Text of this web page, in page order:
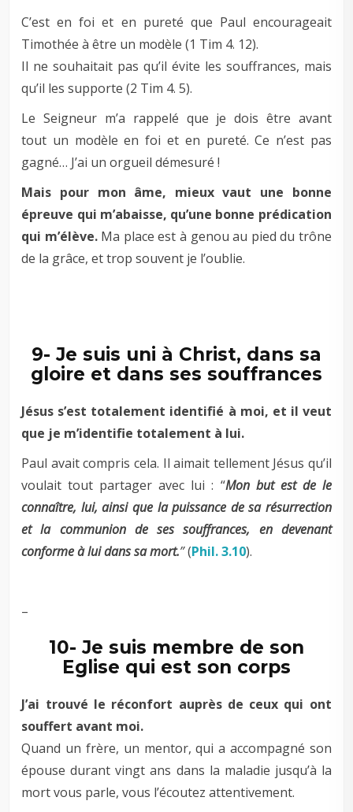
C’est en foi et en pureté que Paul encourageait
Timothée à être un modèle (1 Tim 4. 12).
Il ne souhaitait pas qu’il évite les souffrances, mais
qu’il les supporte (2 Tim 4. 5).
Le Seigneur m’a rappelé que je dois être avant
tout un modèle en foi et en pureté. Ce n’est pas
gagné… J’ai un orgueil démesuré !
Mais pour mon âme, mieux vaut une bonne
épreuve qui m’abaisse, qu’une bonne prédication
qui m’élève. Ma place est à genou au pied du trône
de la grâce, et trop souvent je l’oublie.
9- Je suis uni à Christ, dans sa
gloire et dans ses souffrances
Jésus s’est totalement identifié à moi, et il veut
que je m’identifie totalement à lui.
Paul avait compris cela. Il aimait tellement Jésus qu’il
voulait tout partager avec lui : “Mon but est de le
connaître, lui, ainsi que la puissance de sa résurrection
et la communion de ses souffrances, en devenant
conforme à lui dans sa mort.”(Phil. 3.10).
–
10- Je suis membre de son
Eglise qui est son corps
J’ai trouvé le réconfort auprès de ceux qui ont
souffert avant moi.
Quand un frère, un mentor, qui a accompagné son
épouse durant vingt ans dans la maladie jusqu’à la
mort vous parle, vous l’écoutez attentivement.